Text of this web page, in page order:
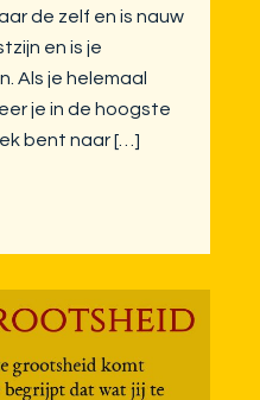
de zelf en is nauw
en is je
Als je helemaal
je in de hoogste
bent naar […]